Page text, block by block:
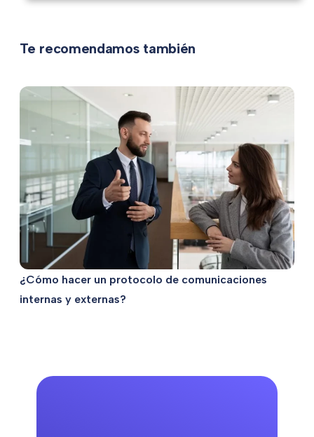
Te recomendamos también
¿Cómo hacer un protocolo de comunicaciones
internas y externas?